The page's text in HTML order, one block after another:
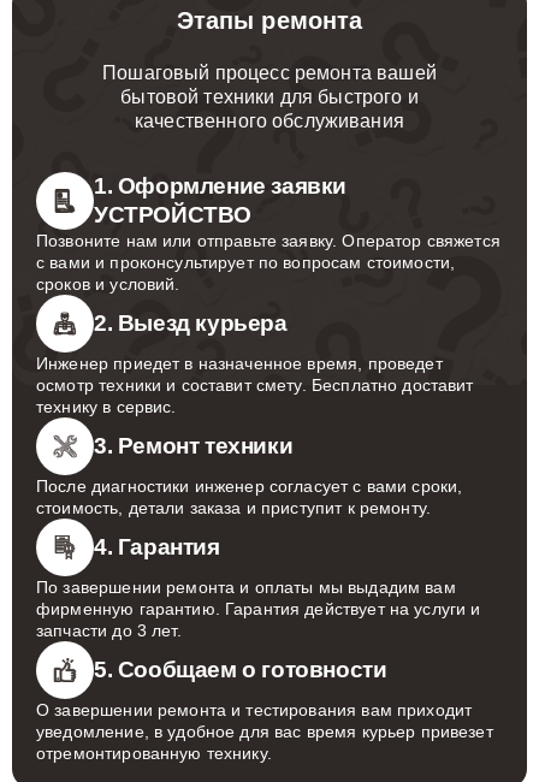
Этапы ремонта
Пошаговый процесс ремонта вашей
бытовой техники для быстрого и
качественного обслуживания
1. Оформление заявки
УСТРОЙСТВО
Позвоните нам или отправьте заявку. Оператор свяжется
с вами и проконсультирует по вопросам стоимости,
сроков и условий.
2. Выезд курьера
Инженер приедет в назначенное время, проведет
осмотр техники и составит смету. Бесплатно доставит
технику в сервис.
3. Ремонт техники
После диагностики инженер согласует с вами сроки,
стоимость, детали заказа и приступит к ремонту.
4. Гарантия
По завершении ремонта и оплаты мы выдадим вам
фирменную гарантию. Гарантия действует на услуги и
запчасти до 3 лет.
5. Сообщаем о готовности
О завершении ремонта и тестирования вам приходит
уведомление, в удобное для вас время курьер привезет
отремонтированную технику.